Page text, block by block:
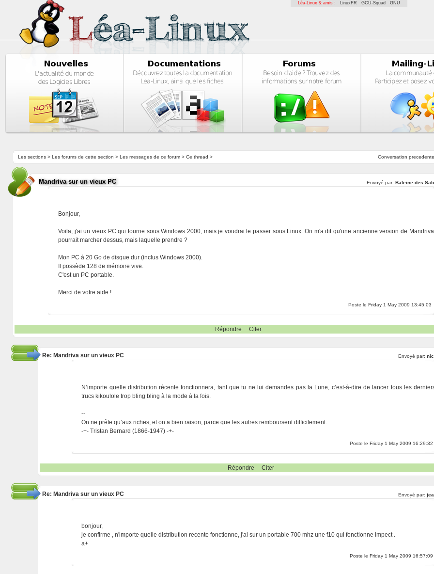
Léa-Linux & amis : LinuxFR GCU-Squad GNU
Conversation precedente
Les sections> Les forums de cette section > Les messages de ce forum> Ce thread >
Mandriva sur un vieux PC Envoyé par: Baleine des
Bonjour,
Voila, j'ai un vieux PC qui tourne sous Windows 2000, mais je voudrai le passer sous Linux. On m'a dit qu'une ancienne version de Mandriva
pourrait marcher dessus, mais laquelle prendre ?
Mon PC à 20 Go de disque dur (inclus Windows 2000).
Il possède 128 de mémoire vive.
C'est un PC portable.
Merci de votre aide !
Poste le Friday 1 May 2009 13:45:03
Répondre Citer
Re: Mandriva sur un vieux PC Envoyé par:
N’importe quelle distribution récente fonctionnera, tant que tu ne lui demandes pas la Lune, c’est-à-dire de lancer tous les
trucs kikoulole trop bling bling à la mode à la fois.
--
On ne prête qu’aux riches, et on a bien raison, parce que les autres remboursent difficilement.
-+- Tristan Bernard (1866-1947) -+-
Poste le Friday 1 May 2009 16:29:32
Répondre Citer
Re: Mandriva sur un vieux PC Envoyé par:
bonjour,
je confirme , n'importe quelle distribution recente fonctionne, j'ai sur un portable 700 mhz une f10 qui fonctionne impect .
a+
Poste le Friday 1 May 2009 16:57:09